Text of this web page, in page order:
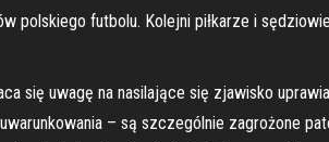
polskiego futbolu. Kolejni piłkarze i
się uwagę na nasilające się zjawisko
– są szczególnie zagrożone